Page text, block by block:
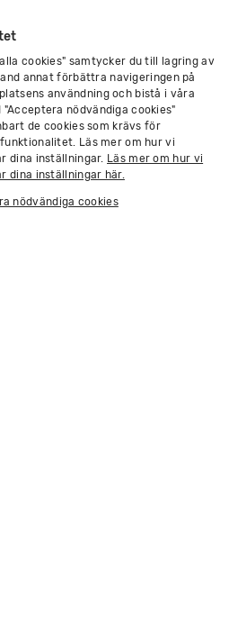
cookies" samtycker du till lagring av
annat förbättra navigeringen på
användning och bistå i våra
nödvändiga cookies"
de cookies som krävs för
Läs mer om hur vi
dina inställningar. Läs mer om hur vi
dina inställningar här.
nödvändiga cookies
dig
smått och gör en plan
din anställning och tänk ut
kör fast
erbjudande som